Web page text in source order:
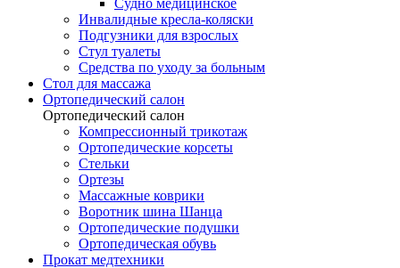
Судно медицинское
Инвалидные кресла-коляски
Подгузники для взрослых
Стул туалеты
Средства по уходу за больным
Cтол для массажа
Ортопедический салон
Ортопедический салон
Компрессионный трикотаж
Ортопедические корсеты
Стельки
Ортезы
Массажные коврики
Воротник шина Шанца
Ортопедические подушки
Ортопедическая обувь
Прокат медтехники